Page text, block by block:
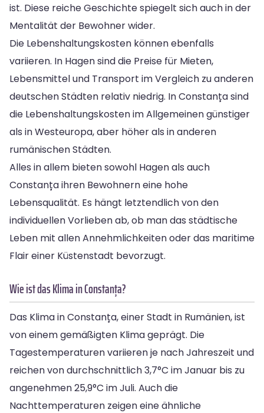
ist. Diese reiche Geschichte spiegelt sich auch in der
Mentalität der Bewohner wider.
Die Lebenshaltungskosten können ebenfalls
variieren. In Hagen sind die Preise für Mieten,
Lebensmittel und Transport im Vergleich zu anderen
deutschen Städten relativ niedrig. In Constanța sind
die Lebenshaltungskosten im Allgemeinen günstiger
als in Westeuropa, aber höher als in anderen
rumänischen Städten.
Alles in allem bieten sowohl Hagen als auch
Constanța ihren Bewohnern eine hohe
Lebensqualität. Es hängt letztendlich von den
individuellen Vorlieben ab, ob man das städtische
Leben mit allen Annehmlichkeiten oder das maritime
Flair einer Küstenstadt bevorzugt.
Wie ist das Klima in Constanța?
Das Klima in Constanța, einer Stadt in Rumänien, ist
von einem gemäßigten Klima geprägt. Die
Tagestemperaturen variieren je nach Jahreszeit und
reichen von durchschnittlich 3,7°C im Januar bis zu
angenehmen 25,9°C im Juli. Auch die
Nachttemperaturen zeigen eine ähnliche